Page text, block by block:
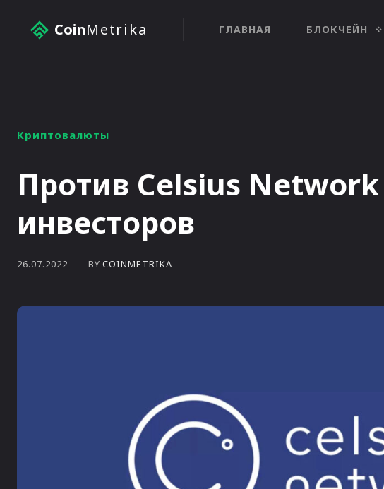
CoinMetrika ГЛАВНАЯ БЛОКЧЕЙН
Криптовалюты
Против Celsius
инвесторов
26.07.2022 BY COINMETRIKA